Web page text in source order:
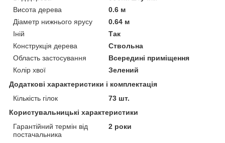
Висота дерева
0.6 м
Діаметр нижнього ярусу
0.64 м
Іній
Так
Конструкція дерева
Ствольна
Область застосування
Всередині приміщення
Колір хвої
Зелений
Додаткові характеристики і комплектація
Кількість гілок
73 шт.
Користувальницькі характеристики
Гарантійний термін від
постачальника
2 роки